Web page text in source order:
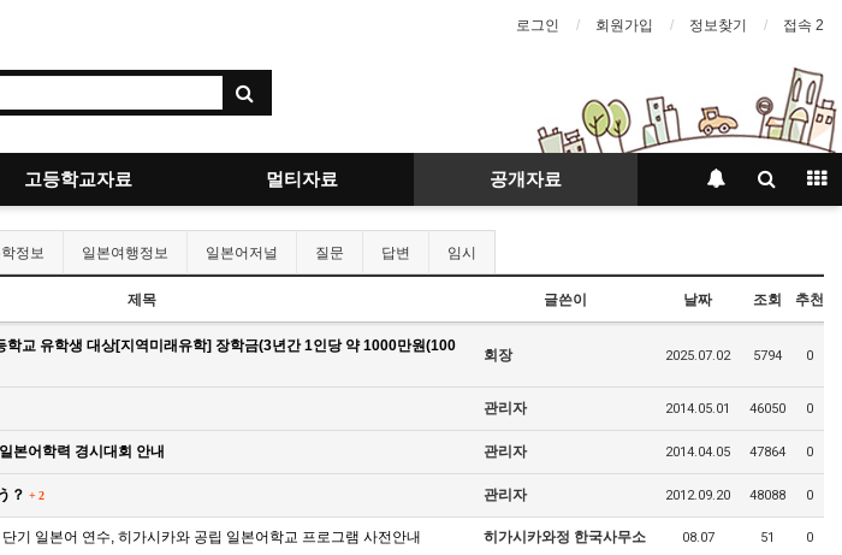
로그인 회원가입 정보찾기 접속 2
고등학교자료 멀티자료 공개자료
정보 일본여행정보 일본어저널 질문 답변 임시
제목 글쓴이 날짜 조회 추천
학교 유학생 대상[지역미래유학] 장학금(3년간 1인당 약 1000만원(100
회장 2025.07.02 5794 0
관리자 2014.05.01 46050 0
본어학력 경시대회 안내 관리자 2014.04.05 47864 0
？ + 2 관리자 2012.09.20 48088 0
기 일본어 연수, 히가시카와 공립 일본어학교 프로그램 사전안내 히가시카와정 한국사무소 08.07 51 0